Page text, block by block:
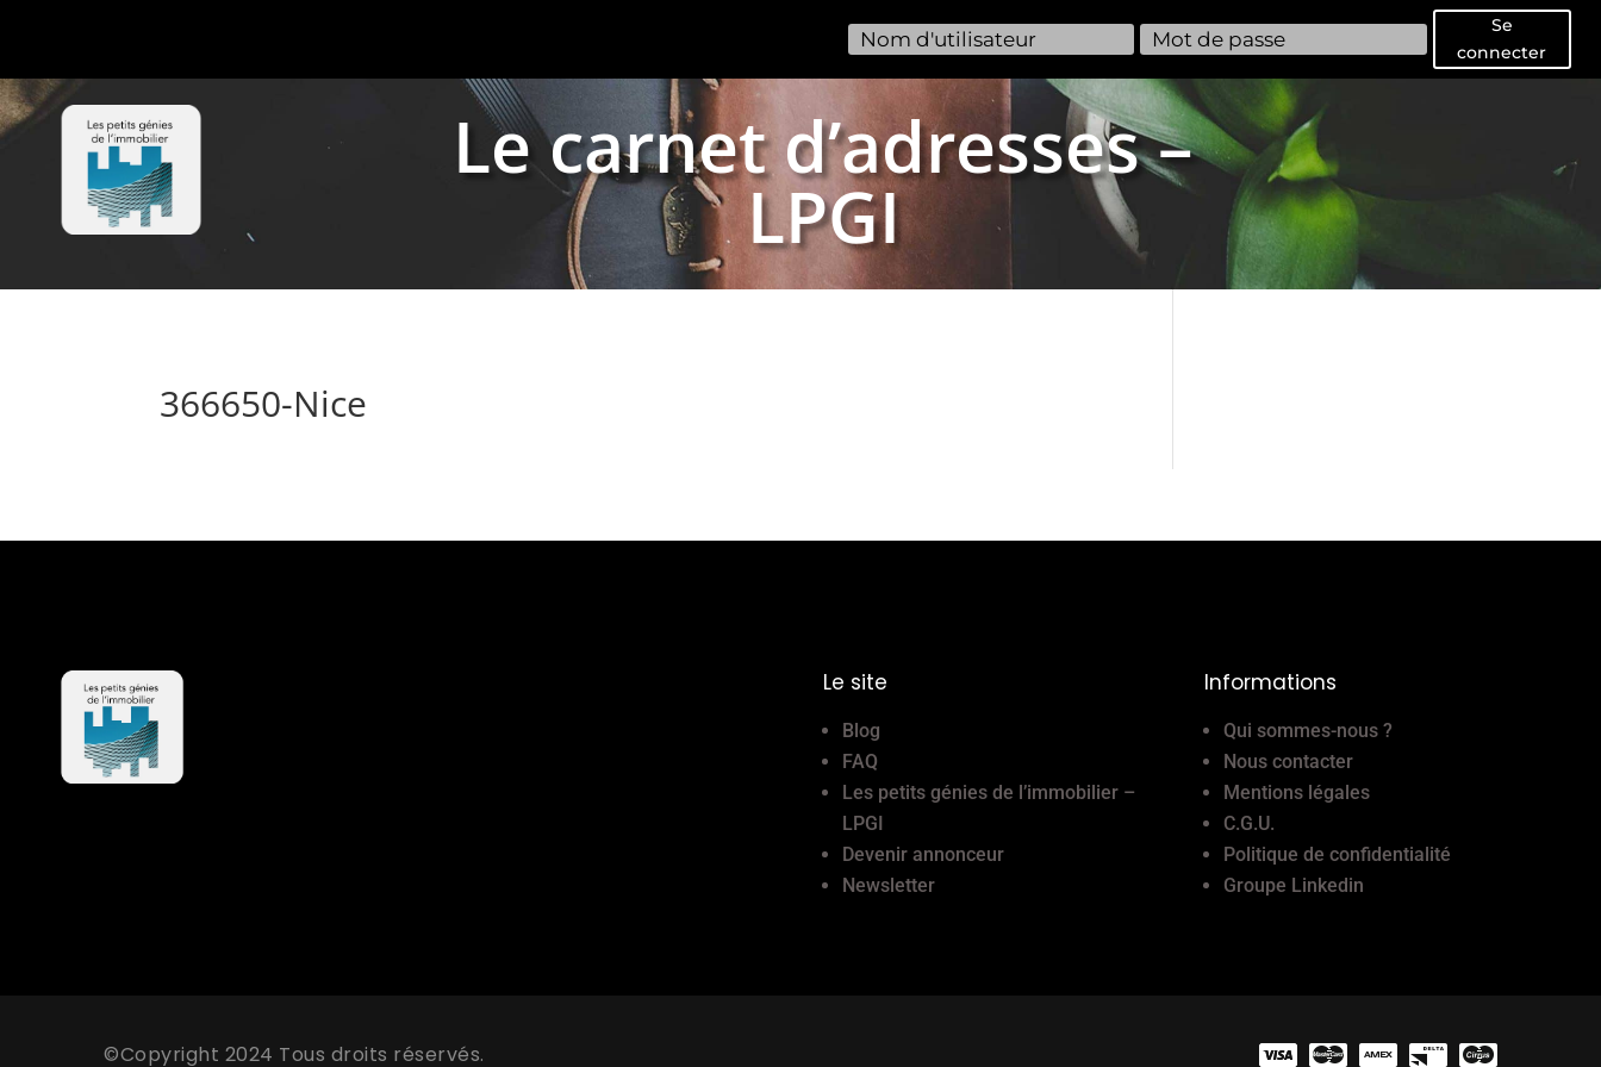
Se
connecter
Le carnet d’adresses –
LPGI
366650-Nice
Le site
Blog
FAQ
Les petits génies de l’immobilier –
LPGI
Devenir annonceur
Newsletter
Informations
Qui sommes-nous ?
Nous contacter
Mentions légales
C.G.U.
Politique de confidentialité
Groupe Linkedin
©Copyright 2024 Tous droits réservés.